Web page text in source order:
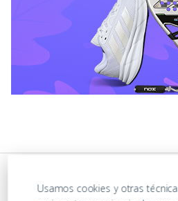
Usamos cookies y otras